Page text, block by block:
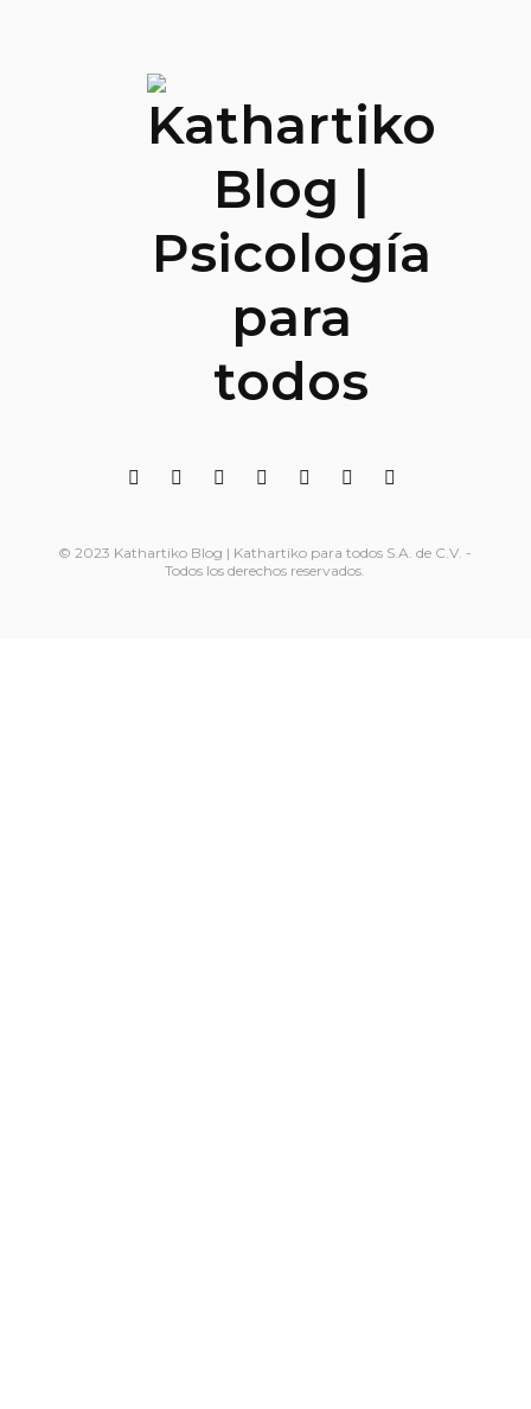
© 2023 Kathartiko Blog | Kathartiko para todos S.A. de C.V. -
Todos los derechos reservados.